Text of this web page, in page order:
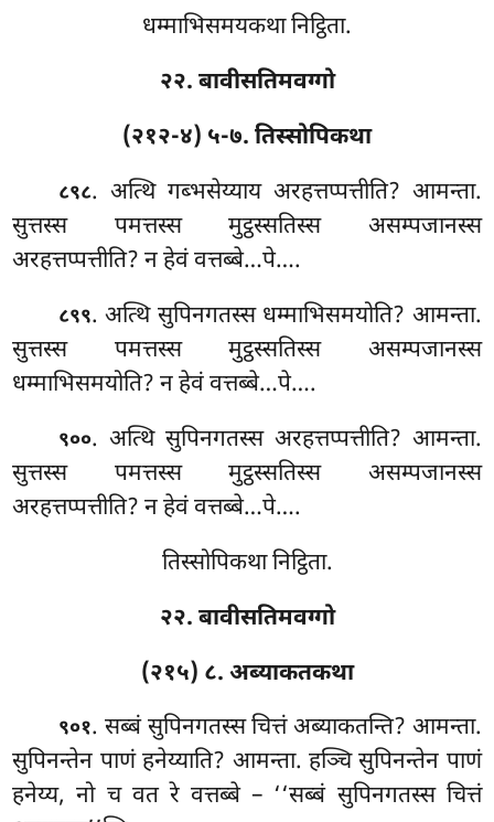
धम्माभिसमयकथा निट्ठिता.
२२. बावीसतिमवग्गो
(२१२-४) ५-७. तिस्सोपिकथा
८९८. अत्थि गब्भसेय्याय अरहत्तप्पत्तीति? आमन्ता.
सुत्तस्स पमत्तस्स मुट्ठस्सतिस्स असम्पजानस्स
अरहत्तप्पत्तीति? नहेवं वत्तब्बे…पे….
८९९. अत्थि सुपिनगतस्स धम्माभिसमयोति? आमन्ता.
सुत्तस्स पमत्तस्स मुट्ठस्सतिस्स असम्पजानस्स
धम्माभिसमयोति? न हेवं वत्तब्बे…पे….
९००. अत्थि सुपिनगतस्स अरहत्तप्पत्तीति? आमन्ता.
सुत्तस्स पमत्तस्स मुट्ठस्सतिस्स असम्पजानस्स
अरहत्तप्पत्तीति? न हेवं वत्तब्बे…पे….
तिस्सोपिकथा निट्ठिता.
२२. बावीसतिमवग्गो
(२१५) ८. अब्याकतकथा
९०१. सब्बंसुपिनगतस्स चित्तं अब्याकतन्ति? आमन्ता.
सुपिनन्तेन पाणं हनेय्याति? आमन्ता. हञ्चि सुपिनन्तेन पाणं
हनेय्य, नो च वत रे वत्तब्बे – ‘‘सब्बं सुपिनगतस्स चित्तं